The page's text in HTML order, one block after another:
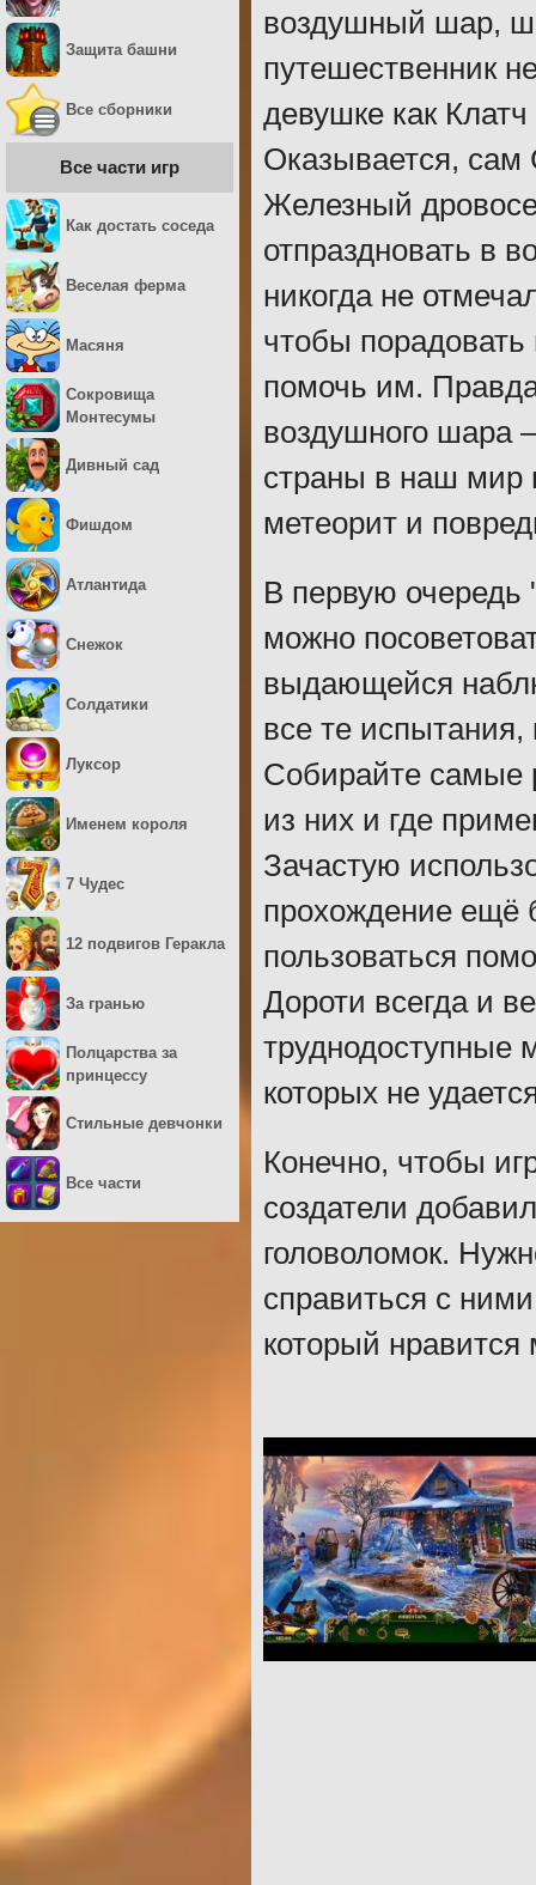
воздушный шар,
путешественник
девушке как
Оказывается,
Железный
отпраздновать в
никогда не
чтобы
помочь им.
воздушного шара
страны в наш мир
метеорит и
В первую очередь
можно
выдающейся
все те испытания,
Собирайте самые
из них и где
Зачастую
прохождение ещё
пользоваться
Дороти всегда и
труднодоступные
которых не
Конечно, чтобы
создатели
головоломок.
справиться с
который нравится
Защита башни
Все сборники
Все части игр
Как достать соседа
Веселая ферма
Масяня
Сокровища
Монтесумы
Дивный сад
Фишдом
Атлантида
Снежок
Солдатики
Луксор
Именем короля
7 Чудес
12 подвигов Геракла
За гранью
Полцарства за
принцессу
Стильные девчонки
Все части